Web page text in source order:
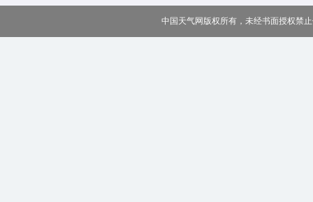
中国天气网版权所有，未经书面授权